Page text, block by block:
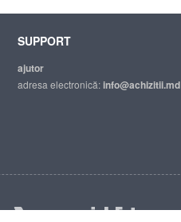
SUPPORT
ajutor
adresa electronică:info@achizitii.md